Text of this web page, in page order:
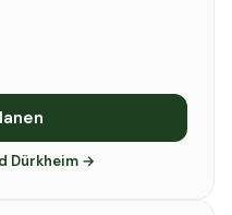
Dürkheim →